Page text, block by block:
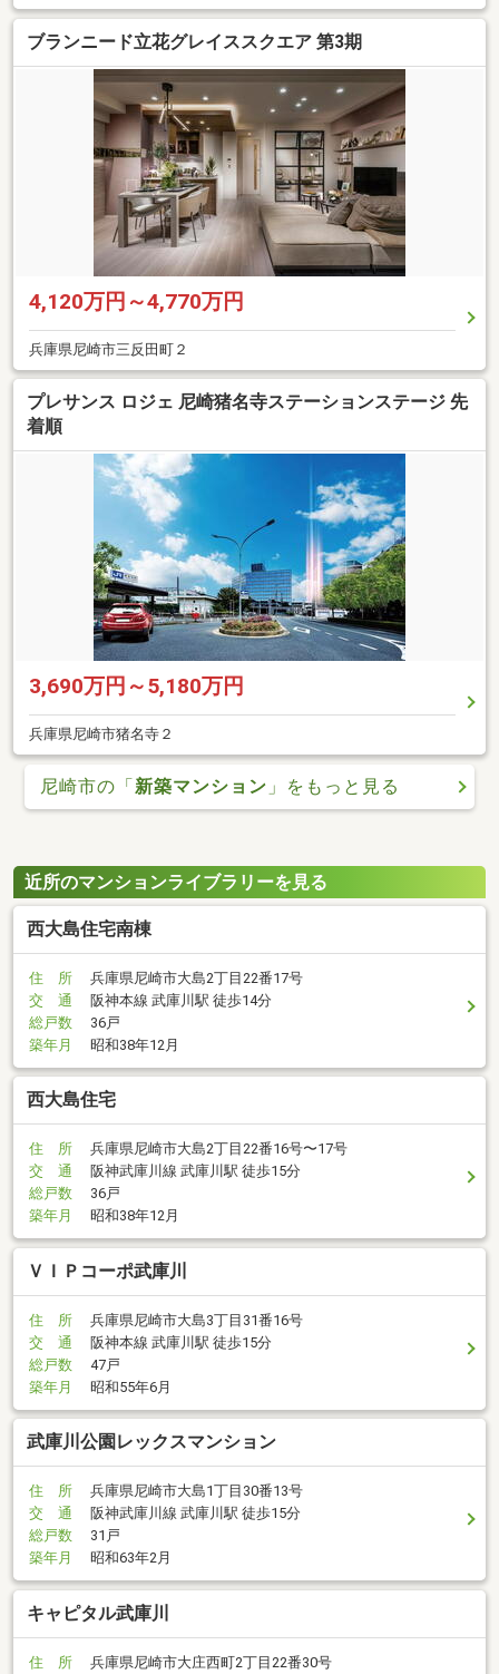
ブランニード立花グレイススクエア 第3期
4,120万円～4,770万円
兵庫県尼崎市三反田町２
プレサンス ロジェ 尼崎猪名寺ステーションステージ 先
着順
3,690万円～5,180万円
兵庫県尼崎市猪名寺２
尼崎市の「新築マンション 」をもっと見る
近所のマンションライブラリーを見る
西大島住宅南棟
住 所
兵庫県尼崎市大島2丁目22番17号
交 通
阪神本線 武庫川駅 徒歩14分
総戸数
36戸
築年月
昭和38年12月
西大島住宅
住 所
兵庫県尼崎市大島2丁目22番16号〜17号
交 通
阪神武庫川線 武庫川駅 徒歩15分
総戸数
36戸
築年月
昭和38年12月
ＶＩＰコーポ武庫川
住 所
兵庫県尼崎市大島3丁目31番16号
交 通
阪神本線 武庫川駅 徒歩15分
総戸数
47戸
築年月
昭和55年6月
武庫川公園レックスマンション
住 所
兵庫県尼崎市大島1丁目30番13号
交 通
阪神武庫川線 武庫川駅 徒歩15分
総戸数
31戸
築年月
昭和63年2月
キャピタル武庫川
住 所
兵庫県尼崎市大庄西町2丁目22番30号